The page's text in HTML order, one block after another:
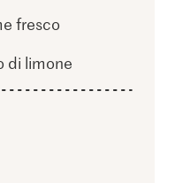
fresco
di limone